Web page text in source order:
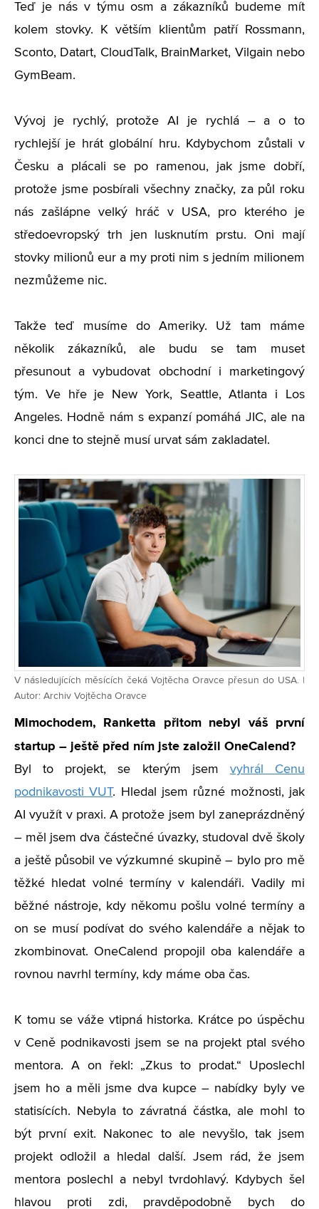
Teď je nás v týmu osm a zákazníků budeme mít
kolem stovky. K větším klientům patří Rossmann,
Sconto, Datart, CloudTalk, BrainMarket, Vilgain nebo
GymBeam.
Vývoj je rychlý, protože AI je rychlá – a o to
rychlejší je hrát globální hru. Kdybychom zůstali v
Česku a plácali se po ramenou, jak jsme dobří,
protože jsme posbírali všechny značky, za půl roku
nás zašlápne velký hráč v USA, pro kterého je
středoevropský trh jen lusknutím prstu. Oni mají
stovky milionů eur a my proti nim s jedním milionem
nezmůžeme nic.
Takže teď musíme do Ameriky. Už tam máme
několik zákazníků, ale budu se tam muset
přesunout a vybudovat obchodní i marketingový
tým. Ve hře je New York, Seattle, Atlanta i Los
Angeles. Hodně nám s expanzí pomáhá JIC, ale na
konci dne to stejně musí urvat sám zakladatel.
V následujících měsících čeká Vojtěcha Oravce přesun do USA. |
Autor: Archiv Vojtěcha Oravce
Mimochodem, Ranketta přitom nebyl váš první
startup – ještě před ním jste založil OneCalend?
Byl to projekt, se kterým jsem vyhrál Cenu
podnikavosti VUT. Hledal jsem různé možnosti, jak
AI využít v praxi. A protože jsem byl zaneprázdněný
– měl jsem dva částečné úvazky, studoval dvě školy
a ještě působil ve výzkumné skupině – bylo pro mě
těžké hledat volné termíny v kalendáři. Vadily mi
běžné nástroje, kdy někomu pošlu volné termíny a
on se musí podívat do svého kalendáře a nějak to
zkombinovat. OneCalend propojil oba kalendáře a
rovnou navrhl termíny, kdy máme oba čas.
K tomu se váže vtipná historka. Krátce po úspěchu
v Ceně podnikavosti jsem se na projekt ptal svého
mentora. A on řekl: „Zkus to prodat.“ Uposlechl
jsem ho a měli jsme dva kupce – nabídky byly ve
statisících. Nebyla to závratná částka, ale mohl to
být první exit. Nakonec to ale nevyšlo, tak jsem
projekt odložil a hledal další. Jsem rád, že jsem
mentora poslechl a nebyl tvrdohlavý. Kdybych šel
hlavou proti zdi, pravděpodobně bych do